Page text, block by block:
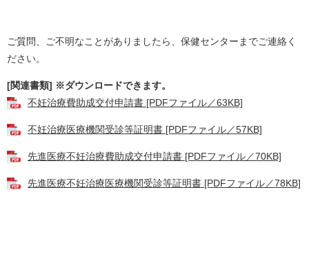
ご質問、ご不明なことがありましたら、保健センターまでご連絡く
ださい。
[関連書類] ※ダウンロードできます。
不妊治療費助成交付申請書 [PDFファイル／63KB]
不妊治療医療機関受診等証明書 [PDFファイル／57KB]
先進医療不妊治療費助成交付申請書 [PDFファイル／70KB]
先進医療不妊治療医療機関受診等証明書 [PDFファイル／78KB]